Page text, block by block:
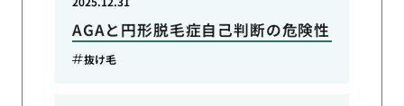
AGAと円形脱毛症自己判断の危険性
抜け毛